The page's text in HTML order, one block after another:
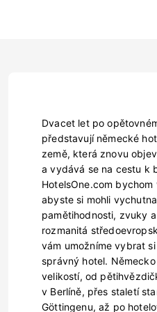
Dvacet let po
představují německé
země, která znovu
a vydává se na cestu k
HotelsOne.com bychom
abyste si mohli
pamětihodnosti, zvuky
rozmanitá
vám umožníme vybrat
správný hotel.
velikostí, od
v Berlíně, přes staletí
Göttingenu, až po